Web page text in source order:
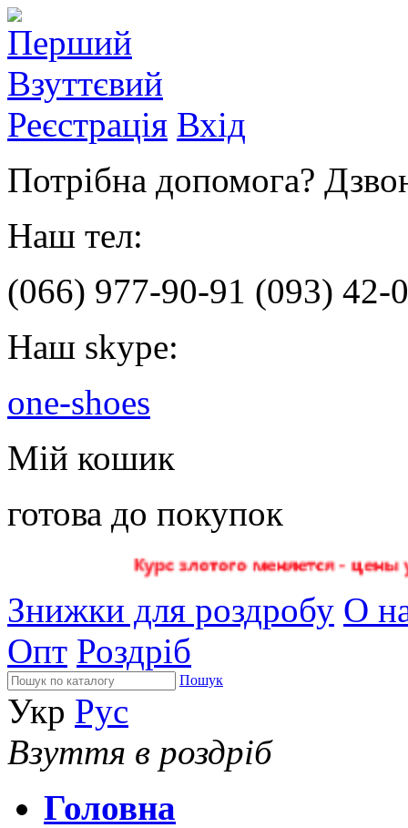
Реєстрація Вхід
Потрібна допомога?
Наш тел:
(066) 977-90-91 (093) 42-
Наш skype:
one-shoes
Мій кошик
готова до покупок
Знижки для роздробу О
Опт Роздріб
Пошук
Укр Рус
Взуття в роздріб
Головна